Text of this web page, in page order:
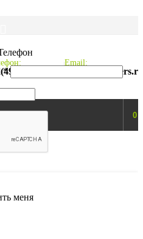
997-01-66
Email:
mail@probikers.ru
*Обязательно
меня
0